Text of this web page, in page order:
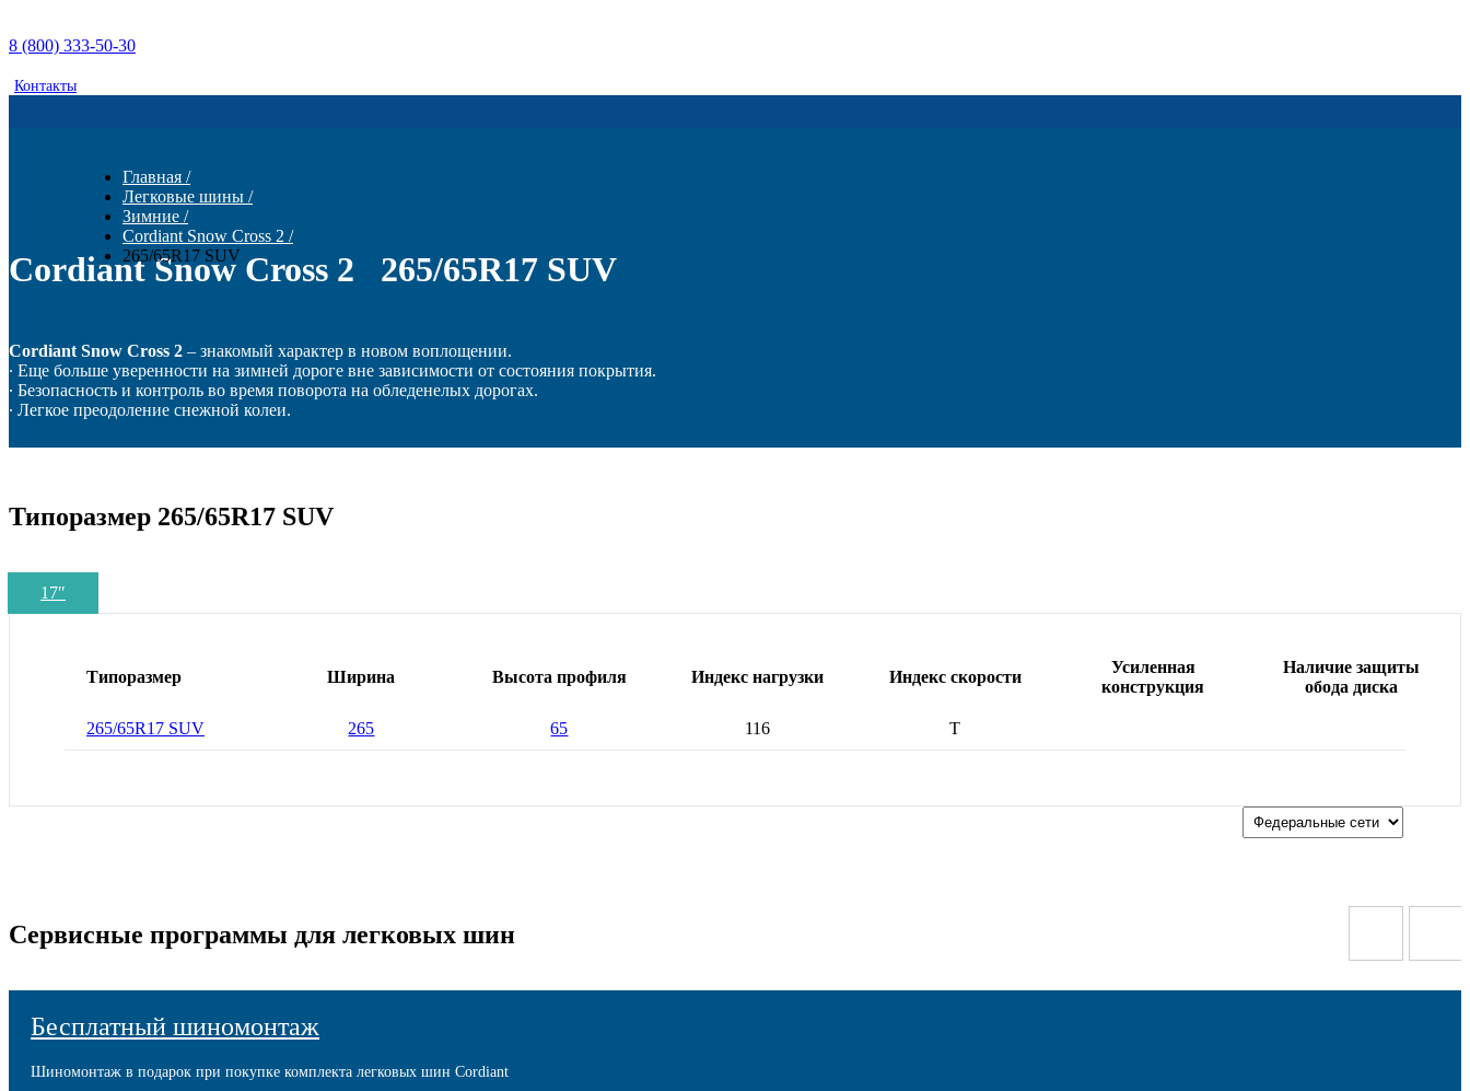
8 (800) 333-50-30
Контакты
Главная /
Легковые шины /
Зимние /
Cordiant Snow Cross 2 /
265/65R17 SUV
Cordiant Snow Cross 2 265/65R17 SUV
Cordiant Snow Cross 2 – знакомый характер в новом воплощении.
∙ Еще больше уверенности на зимней дороге вне зависимости от состояния покрытия.
∙ Безопасность и контроль во время поворота на обледенелых дорогах.
∙ Легкое преодоление снежной колеи.
Типоразмер 265/65R17 SUV
17″
Типоразмер Ширина Высота профиля Индекс нагрузки Индекс скорости
Усиленная
конструкция
Наличие защиты
обода диска
265/65R17 SUV 265 65 116 T
Сервисные программы для легковых шин
Бесплатный шиномонтаж
Шиномонтаж в подарок при покупке комплекта легковых шин Cordiant